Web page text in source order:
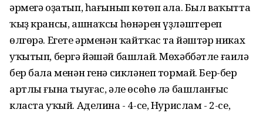
әрмегә оҙатып, һағынып көтөп ала. Был ваҡытта
ҡыҙ крансы, ашнаҡсы һөнәрен үҙләштереп
өлгөрә. Егете әрменән ҡайтҡас та йәштәр никах
уҡытып, бергә йәшәй башлай. Мөхәббәтле ғаилә
бер бала менән генә сикләнеп тормай. Бер-бер
артлы ғына тыуғас, әле өсөһө лә башланғыс
класта уҡый. Аделина - 4-се, Нурислам - 2-се,